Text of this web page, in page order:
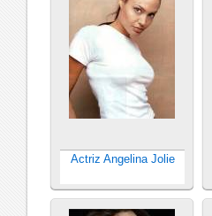
Actriz Angelina Jolie